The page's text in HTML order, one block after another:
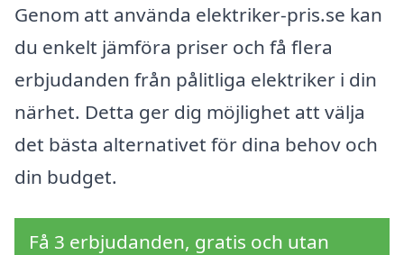
Genom att använda elektriker-pris.se kan
du enkelt jämföra priser och få flera
erbjudanden från pålitliga elektriker i din
närhet. Detta ger dig möjlighet att välja
det bästa alternativet för dina behov och
din budget.
Få 3 erbjudanden, gratis och utan